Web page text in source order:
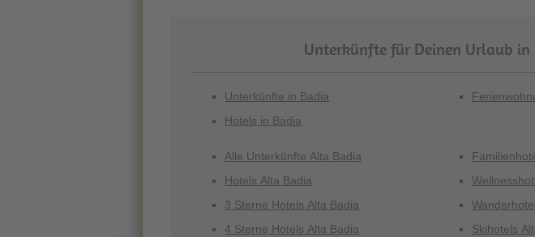
Unterkünfte für Deinen Urlaub in
Unterkünfte in Badia
Hotels in Badia
Alle Unterkünfte Alta Badia
Hotels Alta Badia
3 Sterne Hotels Alta Badia
4 Sterne Hotels Alta Badia
Skihotels